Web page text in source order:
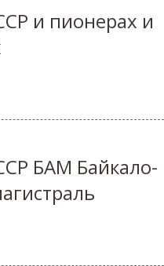
и пионерах и
БАМ Байкало-